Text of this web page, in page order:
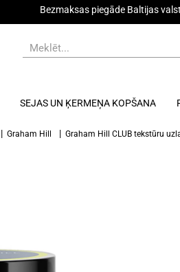
Bezmaksas piegāde Baltijas
SEJAS UN ĶERMEŅA KOPŠANA
Graham Hill Graham Hill CLUB tekstūru